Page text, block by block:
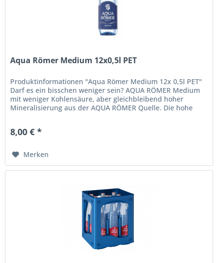
Aqua Römer Medium 12x0,5l PET
Produktinformationen "Aqua Römer Medium 12x 0,5l PET"
Darf es ein bisschen weniger sein? AQUA RÖMER Medium
mit weniger Kohlensäure, aber gleichbleibend hoher
Mineralisierung aus der AQUA RÖMER Quelle. Die hohe
8,00 € *
Merken